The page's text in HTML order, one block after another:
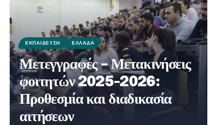
ΕΚΠΑΊΔΕΥΣΗ ΕΛΛΆΔΑ
Μετεγγραφές – Μετακινήσεις
φοιτητών 2025-2026:
Προθεσμία και διαδικασία
αιτήσεων